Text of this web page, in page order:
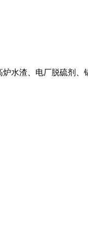
水渣、电厂脱硫剂、